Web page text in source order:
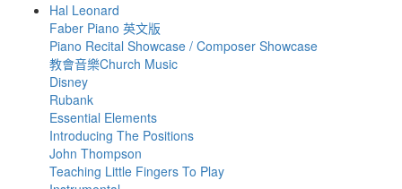
Hal Leonard
Faber Piano 英文版
Piano Recital Showcase / Composer Showcase
教會音樂Church Music
Disney
Rubank
Essential Elements
Introducing The Positions
John Thompson
Teaching Little Fingers To Play